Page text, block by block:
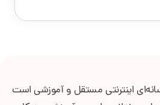
اینترنتی مستقل و آموزشی است